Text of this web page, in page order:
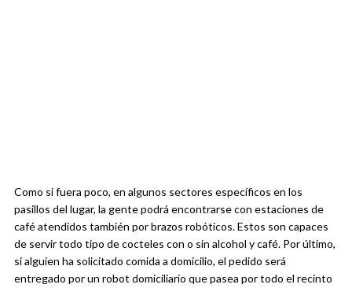
Como si fuera poco, en algunos sectores específicos en los
pasillos del lugar, la gente podrá encontrarse con estaciones de
café atendidos también por brazos robóticos. Estos son capaces
de servir todo tipo de cocteles con o sin alcohol y café. Por último,
si alguien ha solicitado comida a domicilio, el pedido será
entregado por un robot domiciliario que pasea por todo el recinto